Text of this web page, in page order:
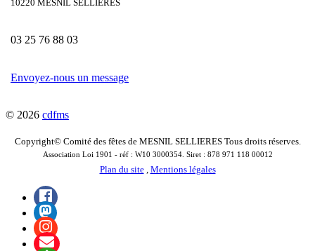
10220 MESNIL SELLIERES
03 25 76 88 03
Envoyez-nous un message
© 2026 cdfms
Copyright© Comité des fêtes de MESNIL SELLIERES Tous droits réserves.
Association Loi 1901 - réf : W10 3000354. Siret : 878 971 118 00012
Plan du site, Mentions légales